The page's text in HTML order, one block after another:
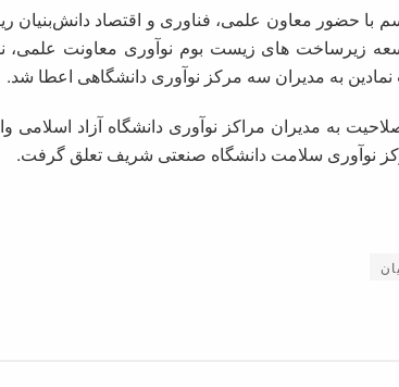
با حضور معاون علمی، فناوری و اقتصاد
زیرساخت های زیست بوم نوآوری معاونت علمی،
به مدیران سه مرکز نوآوری دانشگاهی اعطا شد.
به مدیران مراکز نوآوری دانشگاه آزاد اسلامی
نوآوری سلامت دانشگاه صنعتی شریف تعلق گرفت.